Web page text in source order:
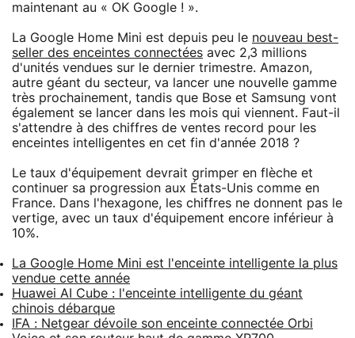
maintenant au « OK Google ! ».
La Google Home Mini est depuis peu le nouveau best-
seller des enceintes connectées avec 2,3 millions
d'unités vendues sur le dernier trimestre. Amazon,
autre géant du secteur, va lancer une nouvelle gamme
très prochainement, tandis que Bose et Samsung vont
également se lancer dans les mois qui viennent. Faut-il
s'attendre à des chiffres de ventes record pour les
enceintes intelligentes en cet fin d'année 2018 ?
Le taux d'équipement devrait grimper en flèche et
continuer sa progression aux États-Unis comme en
France. Dans l'hexagone, les chiffres ne donnent pas le
vertige, avec un taux d'équipement encore inférieur à
10%.
La Google Home Mini est l'enceinte intelligente la plus
vendue cette année
Huawei AI Cube : l'enceinte intelligente du géant
chinois débarque
IFA : Netgear dévoile son enceinte connectée Orbi